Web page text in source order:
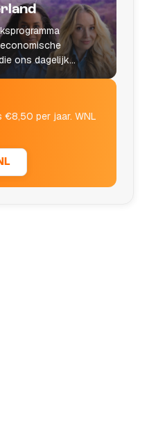
ons dagelijks
per jaar. WNL